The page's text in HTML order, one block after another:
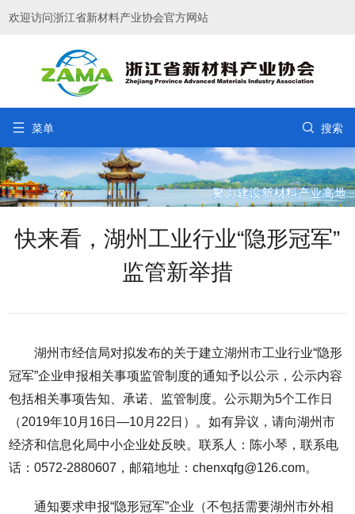
欢迎访问浙江省新材料产业协会官方网站
 菜单  搜索
快来看，湖州工业行业“隐形冠军”
监管新举措
湖州市经信局对拟发布的关于建立湖州市工业行业“隐形
冠军”企业申报相关事项监管制度的通知予以公示，公示内容
包括相关事项告知、承诺、监管制度。公示期为5个工作日
（2019年10月16日—10月22日）。如有异议，请向湖州市
经济和信息化局中小企业处反映。联系人：陈小琴，联系电
话：0572-2880607，邮箱地址：chenxqfg@126.com。
通知要求申报“隐形冠军”企业（不包括需要湖州市外相